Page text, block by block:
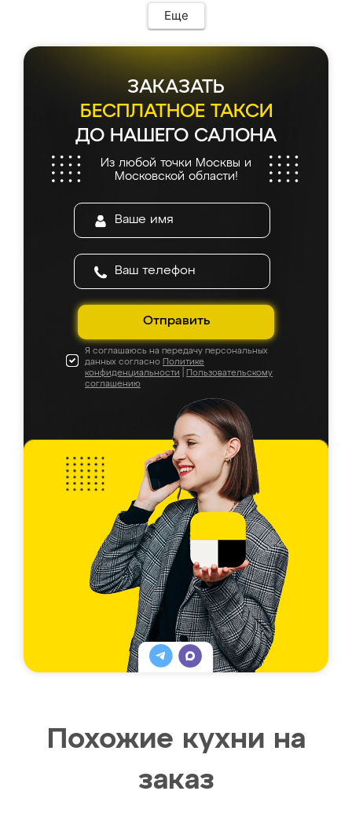
Еще
ЗАКАЗАТЬ
БЕСПЛАТНОЕ ТАКСИ
ДО НАШЕГО САЛОНА
Из любой точки Москвы и
Московской области!
Отправить
Я соглашаюсь на передачу персональных
данных согласно Политике
конфиденциальности
Пользовательскому
соглашению
Похожие кухни на
заказ